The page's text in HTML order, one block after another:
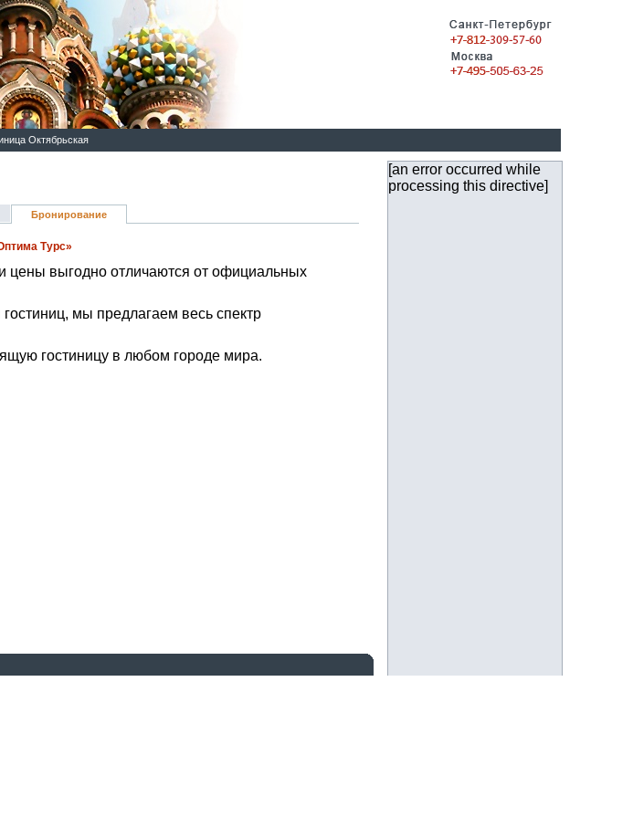
Октябрьская
Бронирование
Турс»
цены выгодно отличаются от официальных
мы предлагаем весь спектр
гостиницу в любом городе мира.
[an error occurred while
processing this directive]